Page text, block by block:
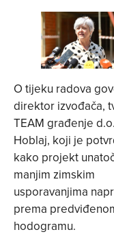
O tijeku radova
direktor izvođača,
TEAM građenje
Hoblaj, koji je
kako projekt
manjim zimskim
usporavanjima
prema
hodogramu.